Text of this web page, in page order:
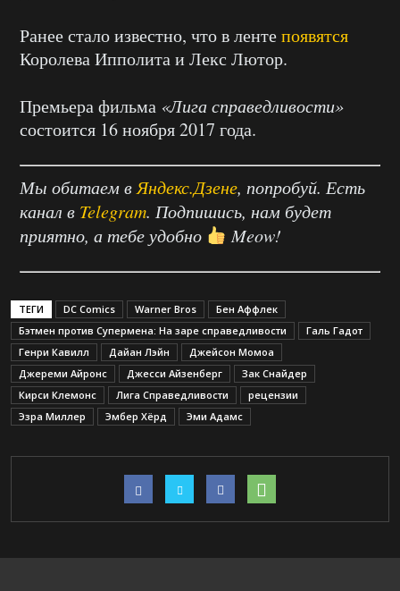
Ранее стало известно, что в лентепоявятся
Королева Ипполита и Лекс Лютор.
Премьера фильма «Лига справедливости»
состоится 16 ноября 2017 года.
Мы обитаем в Яндекс.Дзене, попробуй. Есть
канал в Telegram. Подпишись, нам будет
приятно, а тебе удобно
Meow!
ТЕГИ DC Comics Warner Bros
Бен Аффлек
Бэтмен против Супермена: На заре справедливости
Галь Гадот
Генри Кавилл
Дайан Лэйн
Джейсон Момоа
Джереми Айронс
Джесси Айзенберг
Зак Снайдер
Кирси Клемонс
Лига Справедливости
рецензии
Эзра Миллер
Эмбер Хёрд Эми Адамс